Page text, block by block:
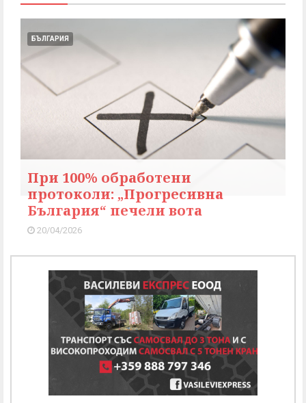
БЪЛГАРИЯ
При 100% обработени
протоколи: „Прогресивна
България“ печели вота
20/04/2026